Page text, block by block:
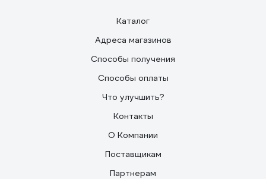
Каталог
Адреса магазинов
Способы получения
Способы оплаты
Что улучшить?
Контакты
О Компании
Поставщикам
Партнерам